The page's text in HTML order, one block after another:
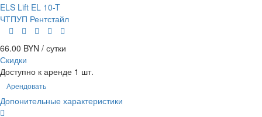
ELS Lift EL 10-T
ЧТПУП Рентстайл
66.00 BYN / сутки
Скидки
Доступно к аренде 1 шт.
Арендовать
Допонительные характеристики